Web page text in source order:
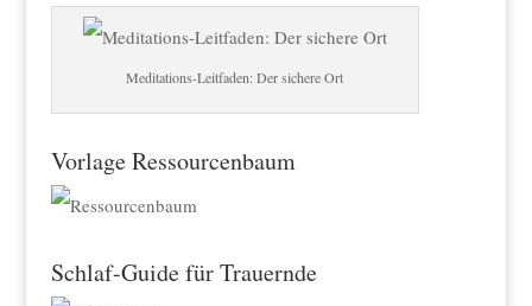
Meditations-Leitfaden: Der sichere Ort
Vorlage Ressourcenbaum
Schlaf-Guide für Trauernde